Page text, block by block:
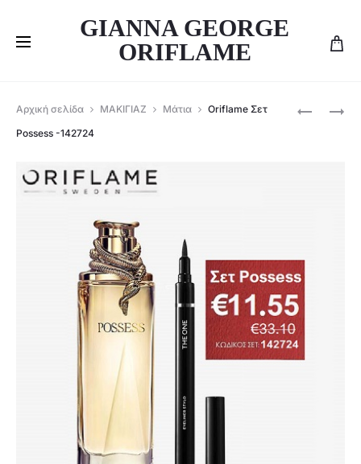
GIANNA GEORGE
ORIFLAME
ORIFLAME
ORIFLAME
Αρχική σελίδα ΜΑΚΙΓΙΑΖ Μάτια
Oriflame Σετ
Possess -142724